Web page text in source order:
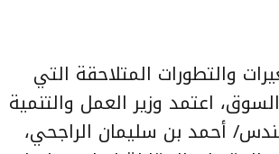
والتطورات المتلاحقة التي
اعتمد وزير العمل والتنمية
أحمد بن سليمان الراجحي،